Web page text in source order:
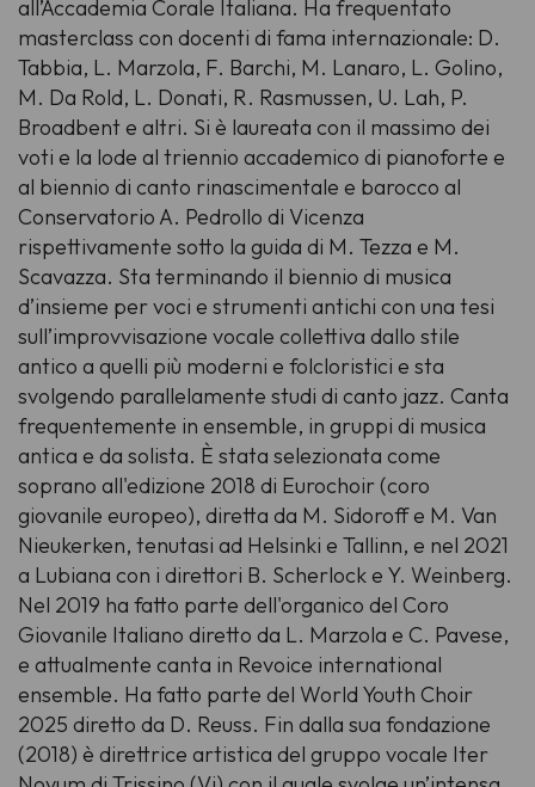
all’Accademia Corale Italiana. Ha frequentato
masterclass con docenti di fama internazionale: D.
Tabbia, L. Marzola, F. Barchi, M. Lanaro, L. Golino,
M. Da Rold, L. Donati, R. Rasmussen, U. Lah, P.
Broadbent e altri. Si è laureata con il massimo dei
voti e la lode al triennio accademico di pianoforte e
al biennio di canto rinascimentale e barocco al
Conservatorio A. Pedrollo di Vicenza
rispettivamente sotto la guida di M. Tezza e M.
Scavazza. Sta terminando il biennio di musica
d’insieme per voci e strumenti antichi con una tesi
sull’improvvisazione vocale collettiva dallo stile
antico a quelli più moderni e folcloristici e sta
svolgendo parallelamente studi di canto jazz. Canta
frequentemente in ensemble, in gruppi di musica
antica e da solista. È stata selezionata come
soprano all'edizione 2018 di Eurochoir (coro
giovanile europeo), diretta da M. Sidoroff e M. Van
Nieukerken, tenutasi ad Helsinki e Tallinn, e nel 2021
a Lubiana con i direttori B. Scherlock e Y. Weinberg.
Nel 2019 ha fatto parte dell'organico del Coro
Giovanile Italiano diretto da L. Marzola e C. Pavese,
e attualmente canta in Revoice international
ensemble. Ha fatto parte del World Youth Choir
2025 diretto da D. Reuss. Fin dalla sua fondazione
(2018) è direttrice artistica del gruppo vocale Iter